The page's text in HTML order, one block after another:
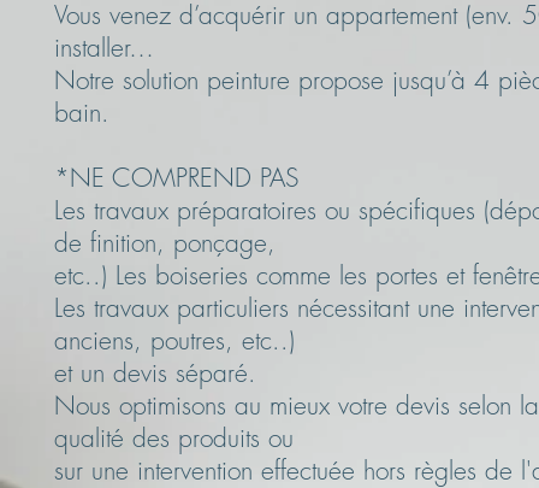
Vous venez d’acquérir un appartement
installer…
Notre solution peinture propose jusqu’à 4
bain.
*NE COMPREND PAS
Les travaux préparatoires ou spécifiques
de finition, ponçage,
etc..) Les boiseries comme les portes et
Les travaux particuliers nécessitant une
anciens, poutres, etc..)
et un devis séparé.
Nous optimisons au mieux votre devis selon
qualité des produits ou
sur une intervention effectuée hors règles de